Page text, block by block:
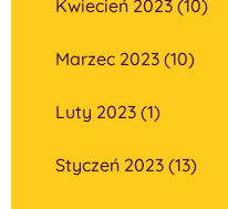
Kwiecień 2023 (10)
Marzec 2023 (10)
Luty 2023 (1)
Styczeń 2023 (13)